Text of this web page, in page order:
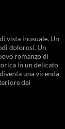
vista inusuale. Un
dolorosi. Un
romanzo di
in un delicato
una vicenda
dei